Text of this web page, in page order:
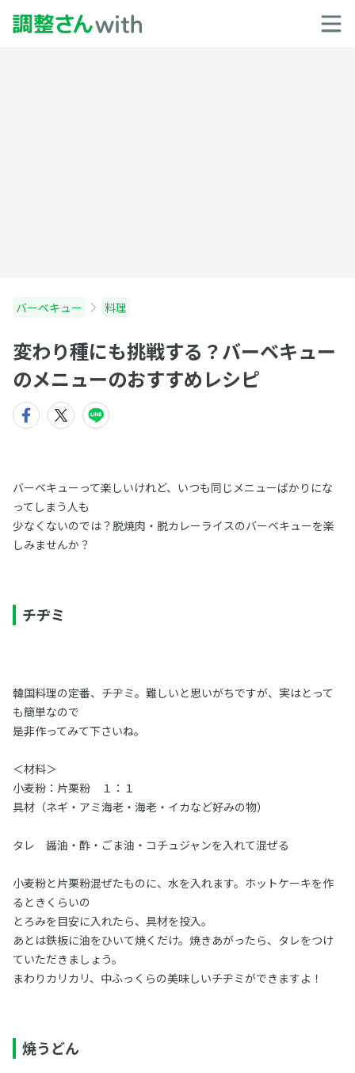
バーベキュー 料理
変わり種にも挑戦する？バーベキュー
のメニューのおすすめレシピ
バーベキューって楽しいけれど、いつも同じメニューばかりにな
ってしまう人も
少なくないのでは？脱焼肉・脱カレーライスのバーベキューを楽
しみませんか？
チヂミ
韓国料理の定番、チヂミ。難しいと思いがちですが、実はとって
も簡単なので
是非作ってみて下さいね。
＜材料＞
小麦粉：片栗粉 １：１
具材（ネギ・アミ海老・海老・イカなど好みの物）
タレ 醤油・酢・ごま油・コチュジャンを入れて混ぜる
小麦粉と片栗粉混ぜたものに、水を入れます。ホットケーキを作
るときくらいの
とろみを目安に入れたら、具材を投入。
あとは鉄板に油をひいて焼くだけ。焼きあがったら、タレをつけ
ていただきましょう。
まわりカリカリ、中ふっくらの美味しいチヂミができますよ！
焼うどん